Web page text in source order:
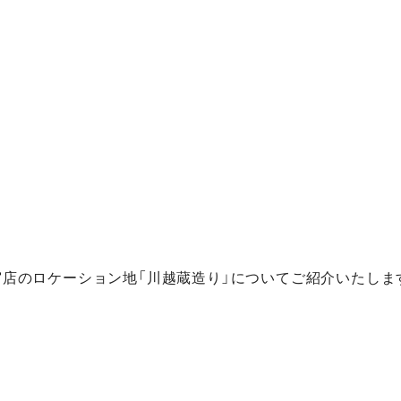
のロケーション地「川越蔵造り」についてご紹介いたしま